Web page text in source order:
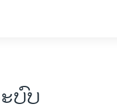
ບົບ